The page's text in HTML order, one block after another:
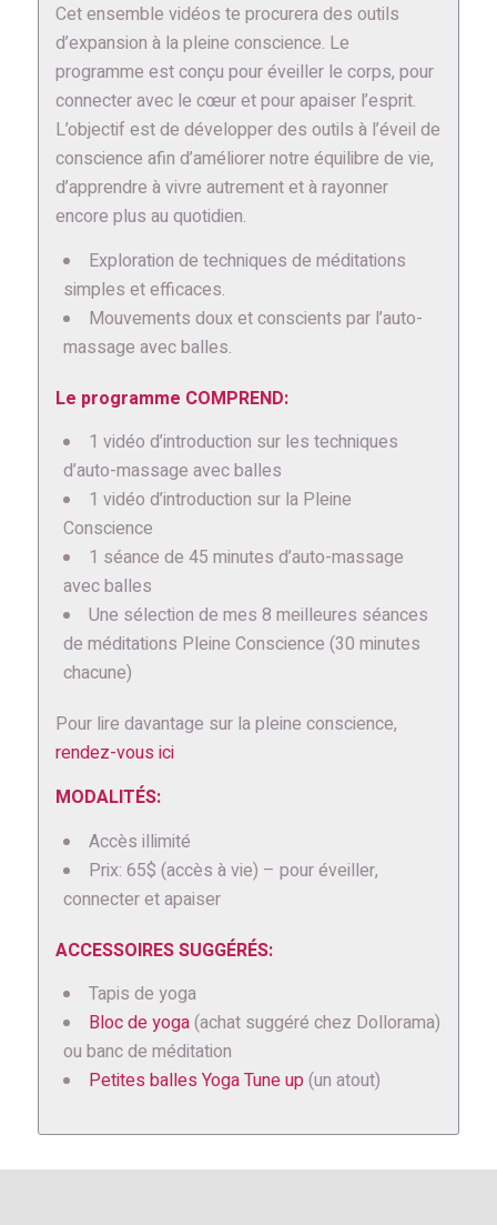
Cet ensemble vidéos te procurera des outils
d’expansion à la pleine conscience. Le
programme est conçu pour éveiller le corps, pour
connecter avec le cœur et pour apaiser l’esprit.
L’objectif est de développer des outils à l’éveil de
conscience afin d’améliorer notre équilibre de vie,
d’apprendre à vivre autrement et à rayonner
encore plus au quotidien.
Exploration de techniques de méditations
simples et efficaces.
Mouvements doux et conscients par l’auto-
massage avec balles.
Le programme COMPREND:
1 vidéo d’introduction sur les techniques
d’auto-massage avec balles
1 vidéo d’introduction sur la Pleine
Conscience
1 séance de 45 minutes d’auto-massage
avec balles
Une sélection de mes 8 meilleures séances
de méditations Pleine Conscience (30 minutes
chacune)
Pour lire davantage sur la pleine conscience,
rendez-vous ici
MODALITÉS:
Accès illimité
Prix: 65$ (accès à vie) – pour éveiller,
connecter et apaiser
ACCESSOIRES SUGGÉRÉS:
Tapis de yoga
Bloc de yoga(achat suggéré chez Dollorama)
ou banc de méditation
Petites balles Yoga Tune up(un atout)